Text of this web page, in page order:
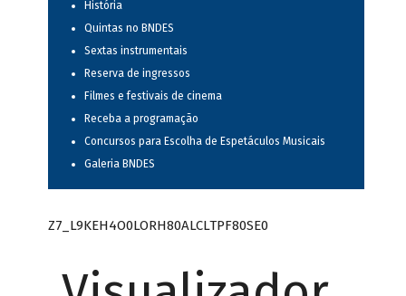
História
Quintas no BNDES
Sextas instrumentais
Reserva de ingressos
Filmes e festivais de cinema
Receba a programação
Concursos para Escolha de Espetáculos Musicais
Galeria BNDES
Z7_L9KEH4O0LORH80ALCLTPF80SE0